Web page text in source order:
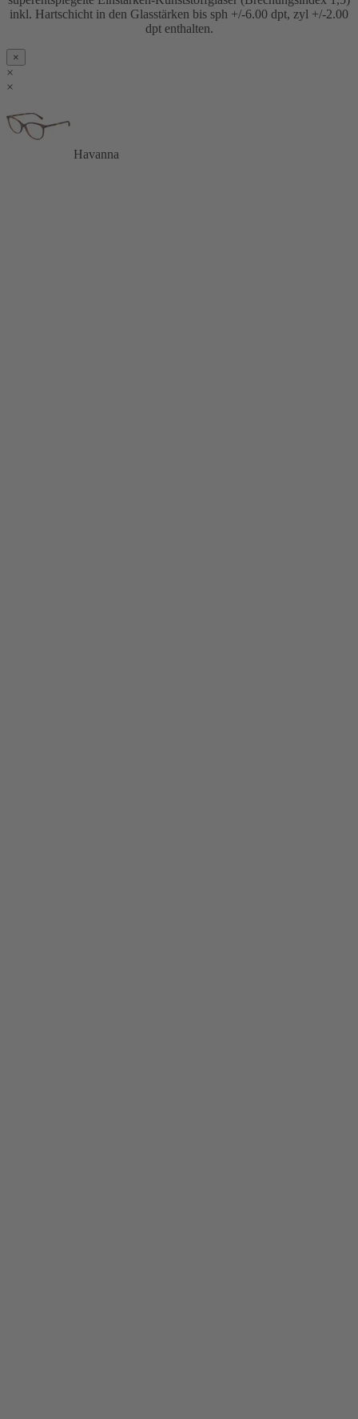
inkl. Hartschicht in den Glasstärken bis sph +/-6.00 dpt, zyl +/-2.00
dpt enthalten.
×
×
×
Havanna